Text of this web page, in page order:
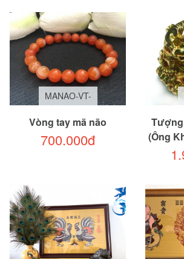
MANAO-VT-
Vòng tay mã não
700.000đ
(Ông